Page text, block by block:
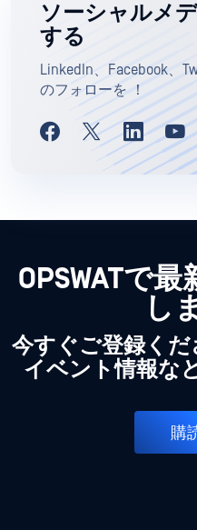
ソーシャルメ
する
LinkedIn、Facebook、
のフォローを ！
OPSWATで
し
今すぐご登録くだ
イベント情報な
購